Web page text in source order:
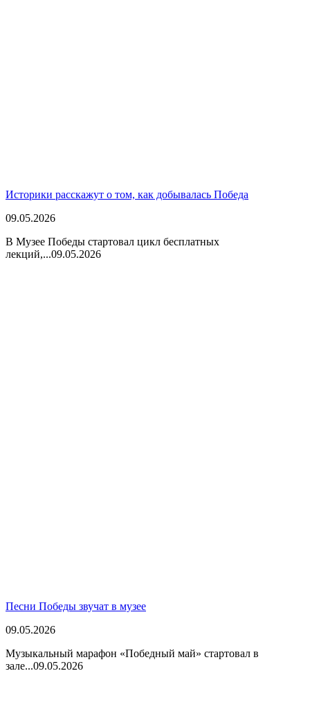
Историки расскажут о том, как добывалась Победа
09.05.2026
В Музее Победы стартовал цикл бесплатных
лекций,...09.05.2026
Песни Победы звучат в музее
09.05.2026
Музыкальный марафон «Победный май» стартовал в
зале...09.05.2026